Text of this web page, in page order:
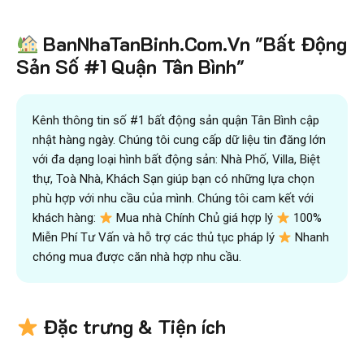
BanNhaTanBinh.Com.Vn "Bất Động
Sản Số #1 Quận Tân Bình"
Kênh thông tin số #1 bất động sản quận Tân Bình cập
nhật hàng ngày. Chúng tôi cung cấp dữ liệu tin đăng lớn
với đa dạng loại hình bất động sản: Nhà Phố, Villa, Biệt
thự, Toà Nhà, Khách Sạn giúp bạn có những lựa chọn
phù hợp với nhu cầu của mình. Chúng tôi cam kết với
khách hàng:
Mua nhà Chính Chủ giá hợp lý
100%
Miễn Phí Tư Vấn và hỗ trợ các thủ tục pháp lý
Nhanh
chóng mua được căn nhà hợp nhu cầu.
Đặc trưng & Tiện ích